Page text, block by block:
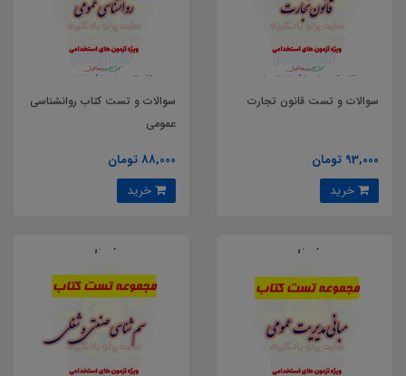
سوالات و تست قانون تجارت
93,000 تومان
سوالات و تست کتاب روانشناسی
عمومی
88,000 تومان